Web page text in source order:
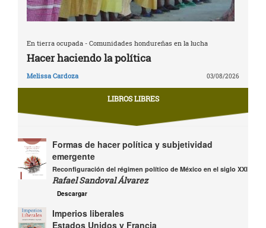
En tierra ocupada - Comunidades hondureñas en la lucha
Hacer haciendo la política
Melissa Cardoza 03/08/2026
LIBROS LIBRES
Formas de hacer política y subjetividad
emergente
Reconfiguración del régimen político de México en el siglo XXI
Rafael Sandoval Álvarez
Descargar
Imperios liberales
Estados Unidos y Francia